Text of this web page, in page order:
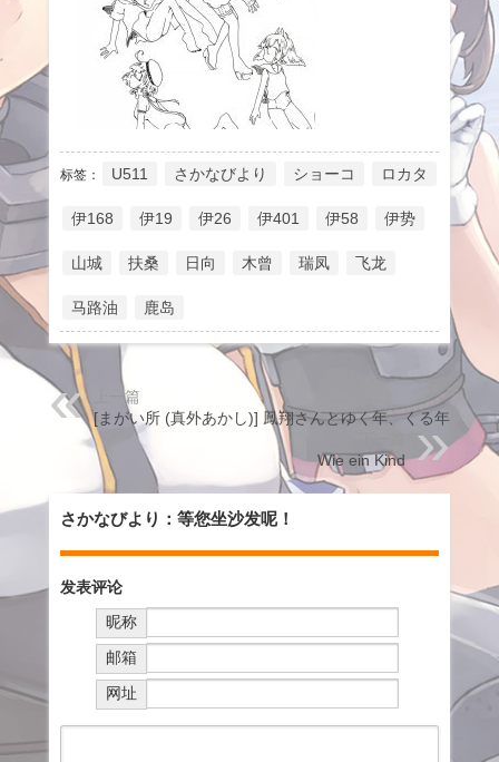
标签： U511 さかなびより ショーコ ロカタ
伊168 伊19 伊26 伊401 伊58 伊势
山城 扶桑 日向 木曾 瑞凤 飞龙
马路油 鹿岛
上一篇
[まがい所 (真外あかし)] 鳳翔さんとゆく年、くる年
Wie ein Kind
さかなびより：等您坐沙发呢！
发表评论
昵称
邮箱
网址